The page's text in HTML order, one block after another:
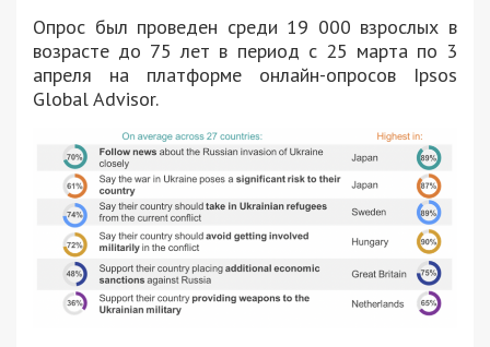
Опрос был проведен среди 19 000 взрослых в
возрасте до 75 лет в период с 25 марта по 3
апреля на платформе онлайн-опросов Ipsos
Global Advisor.